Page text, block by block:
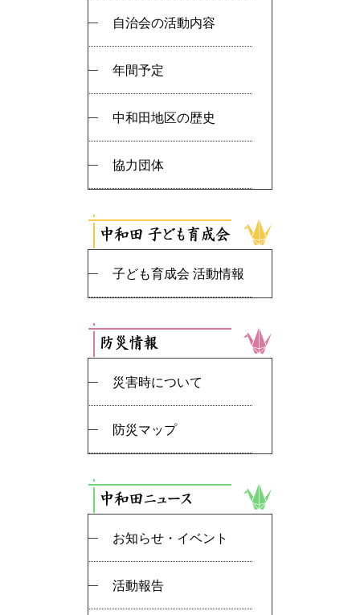
自治会の活動内容
年間予定
中和田地区の歴史
協力団体
子ども育成会 活動情報
災害時について
防災マップ
お知らせ・イベント
活動報告